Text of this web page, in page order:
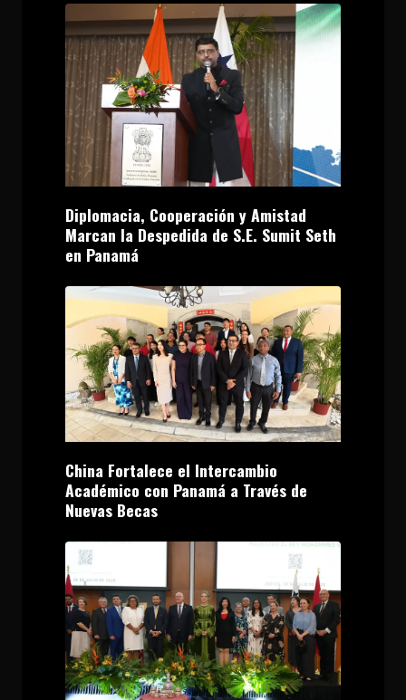
Diplomacia, Cooperación y Amistad
Marcan la Despedida de S.E. Sumit Seth
en Panamá
China Fortalece el Intercambio
Académico con Panamá a Través de
Nuevas Becas